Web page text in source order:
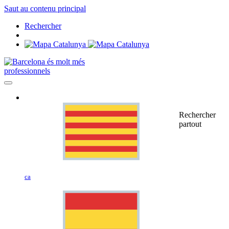
Saut au contenu principal
Rechercher
professionnels
ca
Rechercher
partout